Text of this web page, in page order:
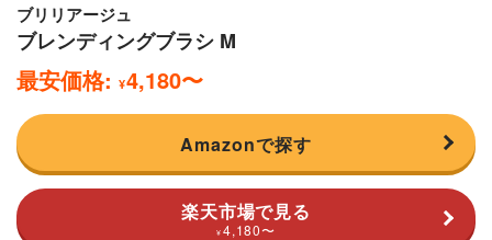
ブリリアージュ
ブレンディングブラシ M
最安価格: ¥4,180〜
Amazonで探す
楽天市場で見る
¥ 4,180〜